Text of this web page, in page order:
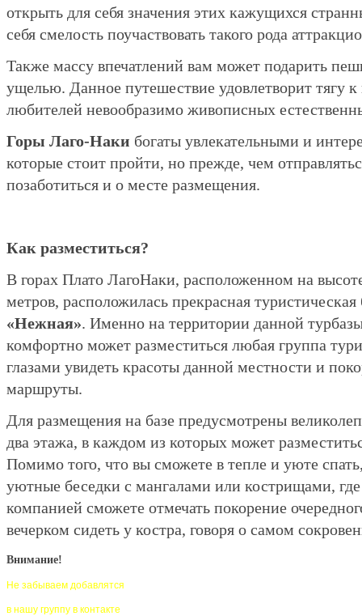
открыть для себя значения этих кажущихся
себя смелость поучаствовать такого рода
Также массу впечатлений вам может подарить
ущелью. Данное путешествие удовлетворит тягу
любителей невообразимо живописных
Горы Лаго-Наки богаты увлекательными и
которые стоит пройти, но прежде, чем
позаботиться и о месте размещения.
Как разместиться?
В горах Плато ЛагоНаки, расположенном на
метров, расположилась прекрасная туристическая
«Нежная». Именно на территории данной
комфортно может разместиться любая группа
глазами увидеть красоты данной местности и
маршруты.
Для размещения на базе предусмотрены
два этажа, в каждом из которых может
Помимо того, что вы сможете в тепле и уюте
уютные беседки с мангалами или кострищами, где
компанией сможете отмечать покорение
вечерком сидеть у костра, говоря о самом
Внимание!
Не забываем добавлятся
в нашу группу в контакте